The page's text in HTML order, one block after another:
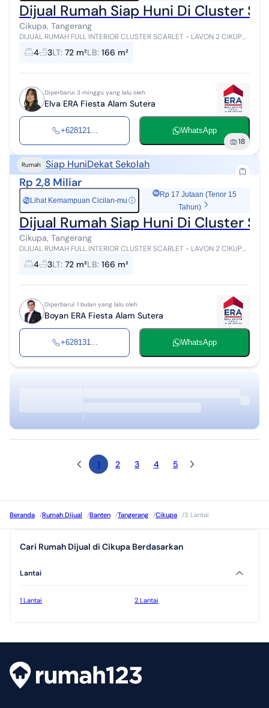
Dijual Rumah Siap Huni Di Cluster
Cikupa, Tangerang
DIJUAL RUMAH FULL INTERIOR CLUSTER SCARLET - LAVON 2 CIKUPA
Lt. 72m2 (8x9) Lb. 166m2 3 Lantai Double Decker Type H Hadap
Utara SHGB Fully Furni...
4 3LT: 72 m²LB: 166 m²
Diperbarui 3 minggu yang lalu oleh
Elva ERA Fiesta Alam Sutera
+628121... WhatsApp
18
Rumah Siap HuniDekat Sekolah
Rp 2,8 Miliar
RpLihat Kemampuan Cicilan-mu ⓘ
Rp 17 Jutaan (Tenor 15
Tahun)
Dijual Rumah Siap Huni Di Cluster
Cikupa, Tangerang
DIJUAL RUMAH FULL INTERIOR CLUSTER SCARLET - LAVON 2 CIKUPA
Lt. 72m2 (8x9) Lb. 166m2 3 Lantai Double Decker Type H Hadap
Utara SHGB...
4 3LT: 72 m²LB: 166 m²
Diperbarui 1 bulan yang lalu oleh
Boyan ERA Fiesta Alam Sutera
+628131... WhatsApp
1 2 3 4 5
Beranda /Rumah Dijual /Banten /Tangerang /Cikupa /3 Lantai
Cari Rumah Dijual di Cikupa Berdasarkan
Lantai
1 Lantai 2 Lantai